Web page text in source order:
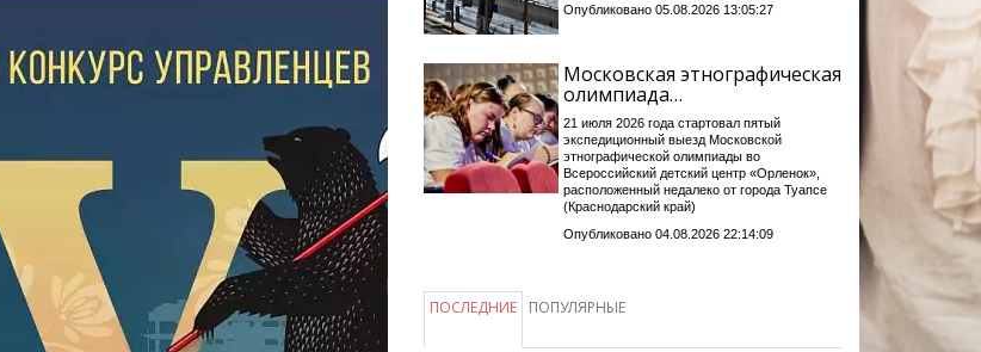
Опубликовано 05.08.2026 13:05:27
Московская этнографическая
олимпиада…
21 июля 2026 года стартовал пятый
экспедиционный выезд Московской
этнографической олимпиады во
Всероссийский детский центр «Орленок»,
расположенный недалеко от города Туапсе
(Краснодарский край)
Опубликовано 04.08.2026 22:14:09
ПОСЛЕДНИЕ ПОПУЛЯРНЫЕ